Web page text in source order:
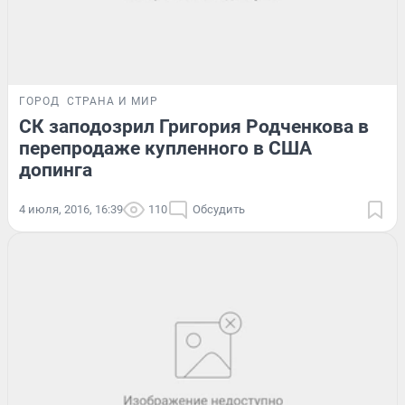
ГОРОД СТРАНА И МИР
СК заподозрил Григория Родченкова в
перепродаже купленного в США
допинга
4 июля, 2016, 16:39 110 Обсудить